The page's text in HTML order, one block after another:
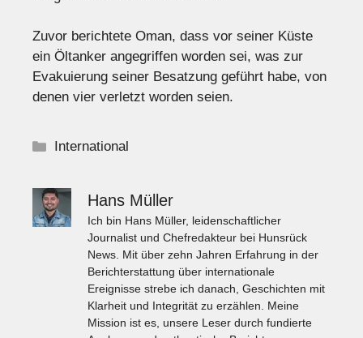
Zuvor berichtete Oman, dass vor seiner Küste
ein Öltanker angegriffen worden sei, was zur
Evakuierung seiner Besatzung geführt habe, von
denen vier verletzt worden seien.
Kategorien
International
Hans Müller
Ich bin Hans Müller, leidenschaftlicher
Journalist und Chefredakteur bei Hunsrück
News. Mit über zehn Jahren Erfahrung in der
Berichterstattung über internationale
Ereignisse strebe ich danach, Geschichten mit
Klarheit und Integrität zu erzählen. Meine
Mission ist es, unsere Leser durch fundierte